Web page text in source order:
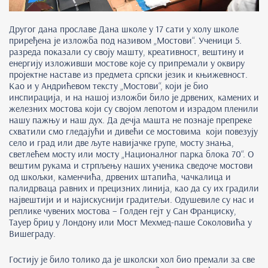
Другог дана прославе Дана школе у 17 сати у холу школе
приређена је изложба под називом „Мостови“. Ученици 5.
разреда показали су своју машту, креативност, вештину и
енергију изложивши мостове које су припремали у оквиру
пројектне наставе из предмета српски језик и књижевност.
Као и у Андрићевом тексту „Мостови“, који је био
инспирација, и на нашој изложби било је дрвених, камених и
железних мостова који су својом лепотом и израдом пленили
нашу пажњу и наш дух. Да дечја машта не познаје препреке
схватили смо гледајући и дивећи се мостовима који повезују
село и град или две љуте навијачке групе, мосту знања,
светлећем мосту или мосту „Националног парка блока 70“. О
вештим рукама и стрпљењу наших ученика сведоче мостови
од шкољки, каменчића, дрвених штапића, чачкалица и
палидрваца равних и прецизних линија, као да су их градили
највештији и и најискуснији градитељи. Одушевиле су нас и
реплике чувених мостова – Голден гејт у Сан Франциску,
Тауер бриџ у Лондону или Мост Мехмед-паше Соколовића у
Вишеграду.
Гостију је било толико да је школски хол био премали за све